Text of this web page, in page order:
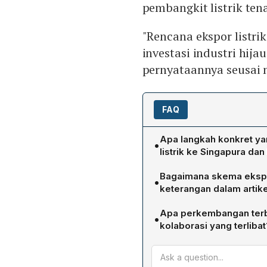
pembangkit listrik
"Rencana ekspor
investasi industri
pernyataannya
FAQ
•Apa langkah konkret
listrik ke Singapura
Indonesia menyiapkan
2027–2035 dengan
akan menguji
non‑intermittent dari PLTS
mengajukan proposal
•Bagaimana skema
keterangan dalam
Ada tiga skema utama:
Tenaga Listrik (Wilus)
memperoleh IUPTL dan
Independent Power
Ketiga, pemegang Wilus
•Apa perkembangan
kolaborasi yang
Jokowi mengapresiasi
Nusantara. PT PLN